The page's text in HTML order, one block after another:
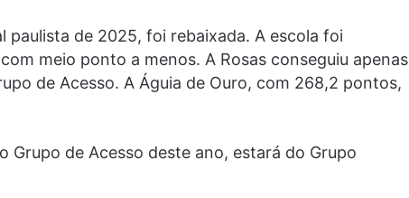
paulista de 2025, foi rebaixada. A escola foi
meio ponto a menos. A Rosas conseguiu apenas
de Acesso. A Águia de Ouro, com 268,2 pontos,
Grupo de Acesso deste ano, estará do Grupo